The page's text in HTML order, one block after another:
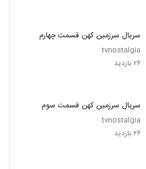
سریال سرزمین کهن قسمت چهارم
tvnostalgia
۲۶ بازدید
سریال سرزمین کهن قسمت سوم
tvnostalgia
۲۶ بازدید